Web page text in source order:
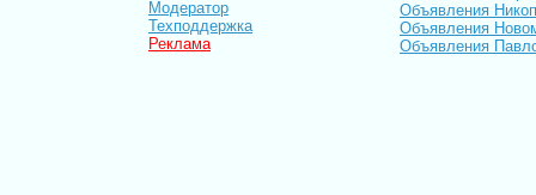
Модератор
Техподдержка
Реклама
Объявления
Объявления
Объявления